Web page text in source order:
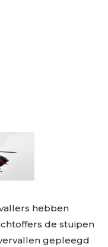
hebben
de stuipen
gepleegd